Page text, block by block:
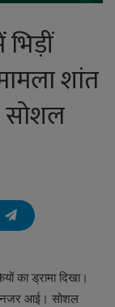
शांत
सोशल
का ड्रामा दिखा।
नजर आई। सोशल